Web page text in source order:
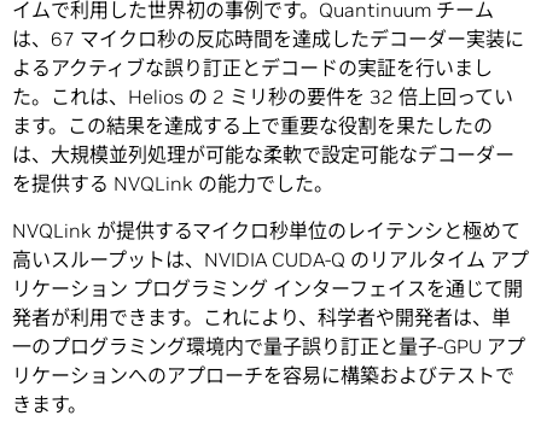
イムで利用した世界初の事例です。Quantinuum チーム
は、67 マイクロ秒の反応時間を達成したデコーダー実装に
よるアクティブな誤り訂正とデコードの実証を行いまし
た。これは、Helios の 2 ミリ秒の要件を 32 倍上回ってい
ます。この結果を達成する上で重要な役割を果たしたの
は、大規模並列処理が可能な柔軟で設定可能なデコーダー
を提供する NVQLink の能力でした。
NVQLink が提供するマイクロ秒単位のレイテンシと極めて
高いスループットは、NVIDIA CUDA-Q のリアルタイム アプ
リケーション プログラミング インターフェイスを通じて開
発者が利用できます。これにより、科学者や開発者は、単
一のプログラミング環境内で量子誤り訂正と量子-GPU アプ
リケーションへのアプローチを容易に構築およびテストで
きます。